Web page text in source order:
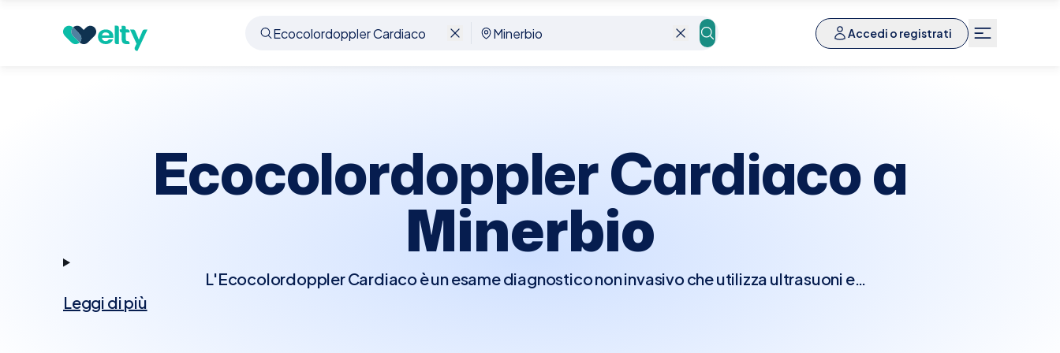
Accedi o registrati
Prenota visita Ecocolordoppler Cardiaco Minerbio
Ecocolordoppler Cardiaco a
Minerbio
L'Ecocolordoppler Cardiaco è un esame diagnostico non invasivo che utilizza ultrasuoni e
Leggi di più